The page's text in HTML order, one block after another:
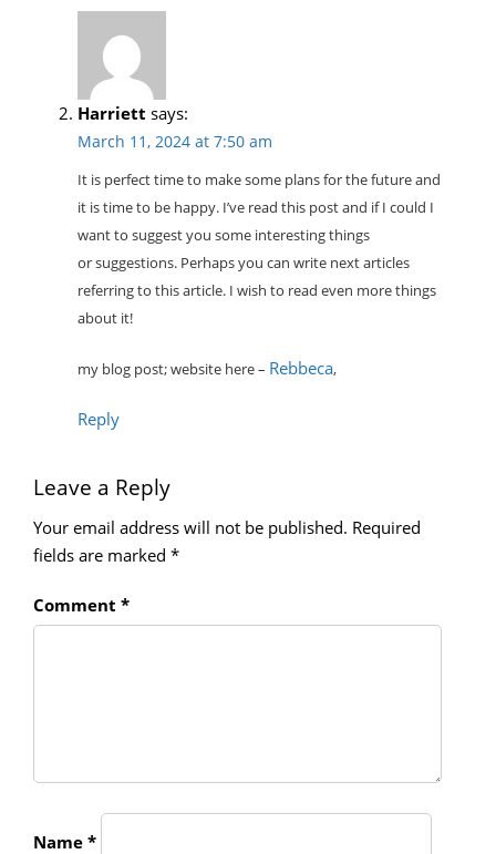
Harriett says:
March 11, 2024 at 7:50 am
It is perfect time to make some plans for the future and
it is time to be happy. I’ve read this post and if I could I
want to suggest you some interesting things
or suggestions. Perhaps you can write next articles
referring to this article. I wish to read even more things
about it!
my blog post; website here – Rebbeca,
Reply
Leave a Reply
Your email address will not be published. Required
fields are marked *
Comment *
Name *